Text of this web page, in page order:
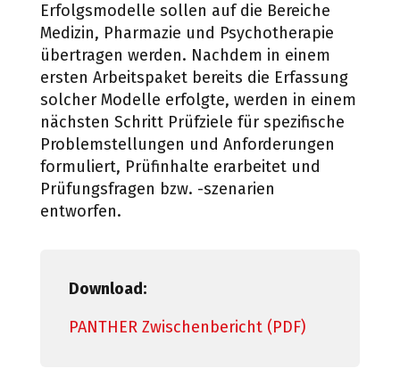
Erfolgsmodelle sollen aufdie Bereiche
Medizin, Pharmazie und Psychotherapie
übertragen werden. Nachdem in einem
ersten Arbeitspaket bereits die Erfassung
solcher Modelle erfolgte, werden in einem
nächsten Schritt Prüfziele für spezifische
Problemstellungen und Anforderungen
formuliert, Prüfinhalte erarbeitet und
Prüfungsfragen bzw. -szenarien
entworfen.
Download:
PANTHER Zwischenbericht (PDF)